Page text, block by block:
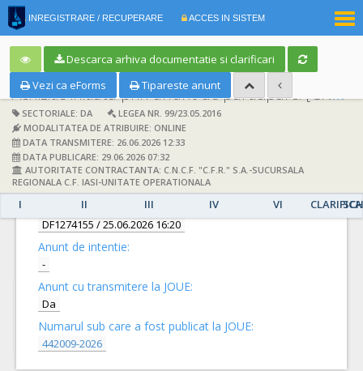
INREGISTRARE / RECUPERARE ACCES IN SISTEM
Descarca arhiva documentatie si clarificari
Vezi ca eForms
Tipareste anunt
Achizitie initiata prin anunt de participare:[CN1093934] -
SECTORIALE: DA
LEGEA NR. 99/23.05.2016
MODALITATEA DE ATRIBUIRE: ONLINE
DATA TRANSMITERE: 26.06.2026 12:33
DATA PUBLICARE: 29.06.2026 07:32
AUTORITATE CONTRACTANTA: C.N.C.F. "C.F.R." S.A.-SUCURSALA
REGIONALA C.F. IASI-UNITATE OPERATIONALA
I II III IV VI
DETALII
Documentatie de atribuire:
DF1274155 / 25.06.2026 16:20
Anunt de intentie:
-
Anunt cu transmitere la JOUE:
Da
Numarul sub care a fost publicat la JOUE:
442009-2026